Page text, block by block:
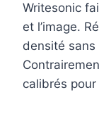
Writesonic
et l’image.
densité sans
calibrés